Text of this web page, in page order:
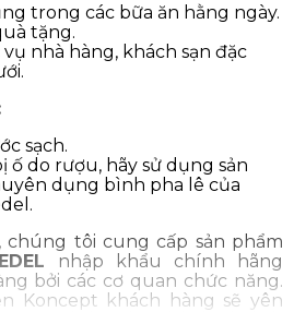
trong các bữa ăn hằng ngày.
tặng.
nhà hàng, khách sạn đặc
sạch.
ố do rượu, hãy sử dụng sản
dụng bình pha lê của
chúng tôi cung cấp sản phẩm
nhập khẩu chính hãng
bởi các cơ quan chức năng.
Koncept khách hàng sẽ yên